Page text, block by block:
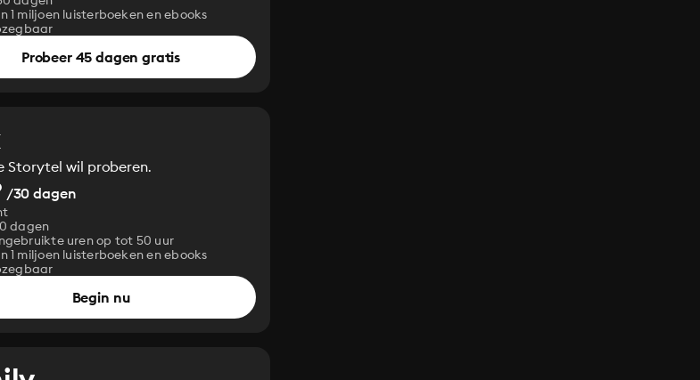
1 miljoen luisterboeken en ebooks
Probeer 45 dagen gratis
Storytel wil proberen.
/30 dagen
dagen
uren op tot 50 uur
1 miljoen luisterboeken en ebooks
Begin nu